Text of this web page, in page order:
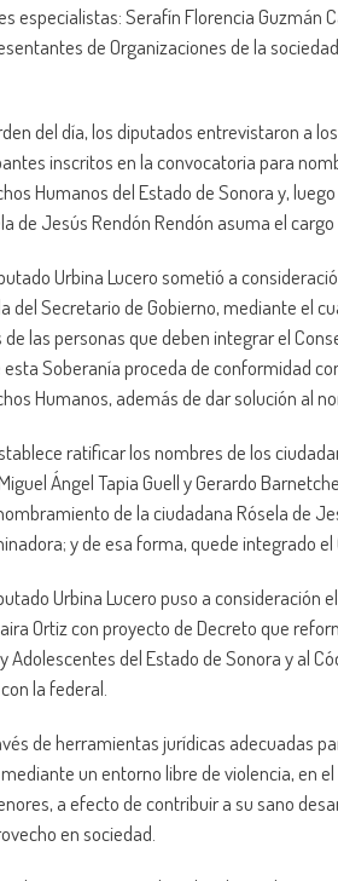
especialistas: Serafín Florencia Guzmán
de Organizaciones de la
del día, los diputados entrevistaron a
inscritos en la convocatoria para
Humanos del Estado de Sonora y,
de Jesús Rendón Rendón asuma el cargo
Urbina Lucero sometió a
del Secretario de Gobierno, mediante el
las personas que deben integrar el
Soberanía proceda de conformidad
Humanos, además de dar solución al
ratificar los nombres de los
Ángel Tapia Guell y Gerardo
de la ciudadanaRóselade
y de esa forma, quede integrado el
Urbina Lucero puso a
Ortiz con proyecto de Decreto que
Adolescentes del Estado de Sonora y al
la federal.
de herramientas jurídicas adecuadas
un entorno libre de violencia, en
a efecto de contribuir a su sano
en sociedad.